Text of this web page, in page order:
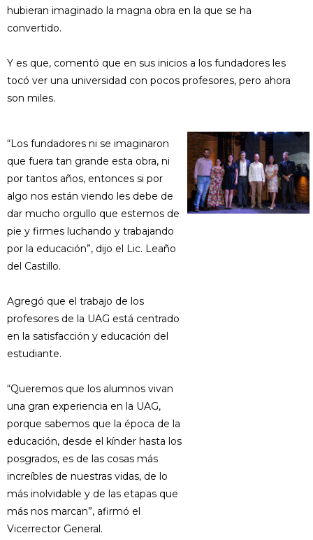
hubieran imaginado la magna obra en la que se ha
convertido.
Y es que, comentó que en sus inicios a los fundadores les
tocó ver una universidad con pocos profesores, pero ahora
son miles.
“Los fundadores ni se imaginaron
que fuera tan grande esta obra, ni
por tantos años, entonces si por
algo nos están viendo les debe de
dar mucho orgullo que estemos de
pie y firmes luchando y trabajando
por la educación”, dijo el Lic. Leaño
del Castillo.
Agregó que el trabajo de los
profesores de la UAG está centrado
en la satisfacción y educación del
estudiante.
“Queremos que los alumnos vivan
una gran experiencia en la UAG,
porque sabemos que la época de la
educación, desde el kínder hasta los
posgrados, es de las cosas más
increíbles de nuestras vidas, de lo
más inolvidable y de las etapas que
más nos marcan”, afirmó el
Vicerrector General.